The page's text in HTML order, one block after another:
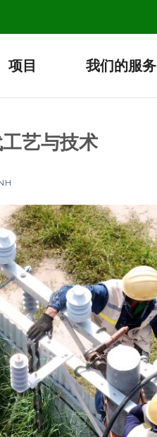
项目 我们的服务
艺与技术